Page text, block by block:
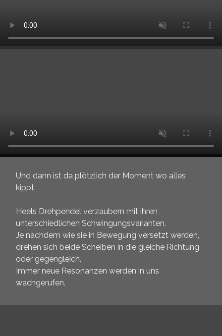
Und dann ist da plötzlich der Moment wo alles
kippt.
Heels Drehpendel verzaubern mit ihren
unterschiedlichen Schwingungsvarianten.
Je nachdem wie sie in Bewegung versetzt werden,
drehen sich beide Scheiben in die gleiche Richtung
oder gegengleich.
Immer neue Resonanzen werden in uns
wachgerufen.